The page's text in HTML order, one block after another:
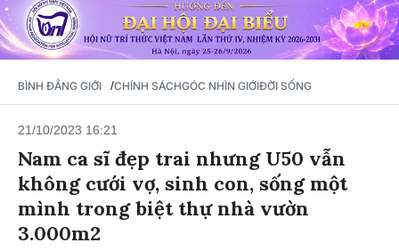
BÌNH ĐẲNG GIỚI /CHÍNH SÁCHGÓC NHÌN GIỚIĐỜI SỐNG
21/10/2023 16:21
Nam ca sĩ đẹp trai nhưng U50 vẫn
không cưới vợ, sinh con, sống một
mình trong biệt thự nhà vườn
3.000m2